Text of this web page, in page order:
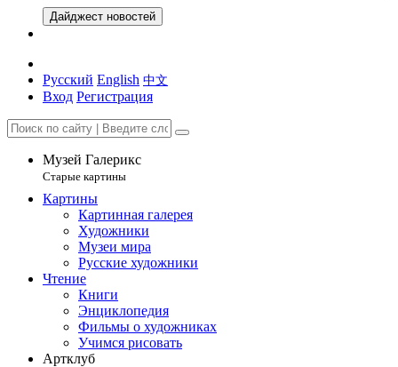
Дайджест новостей
Русский English 中文
Вход Регистрация
Музей Галерикс
Старые картины
Картины
Картинная галерея
Художники
Музеи мира
Русские художники
Чтение
Книги
Энциклопедия
Фильмы о художниках
Учимся рисовать
Артклуб